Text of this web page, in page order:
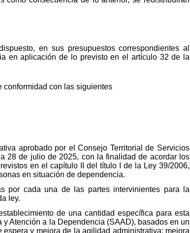
en sus presupuestos correspondientes al
en aplicación de lo previsto en el artículo 32 de la
conformidad con las siguientes
aprobado por el Consejo Territorial de Servicios
28 de julio de 2025, con la finalidad de acordar los
en el capítulo II del título I de la Ley 39/2006,
en situación de dependencia.
por cada una de las partes intervinientes para la
ley.
de una cantidad específica para esta
Atención a la Dependencia (SAAD), basados en un
y mejora de la agilidad administrativa; mejora